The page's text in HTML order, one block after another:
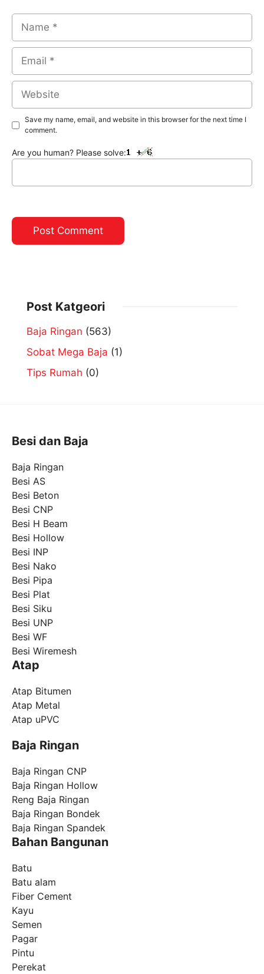
Name
Email
Website
Save my name, email, and website in this browser for the next time I
comment.
Are you human? Please solve:
Post Katgeori
Baja Ringan (563)
Sobat Mega Baja (1)
Tips Rumah (0)
Besi dan Baja
Baja Ringan
Besi AS
Besi Beton
Besi CNP
Besi H Beam
Besi Hollow
Besi INP
Besi Nako
Besi Pipa
Besi Plat
Besi Siku
Besi UNP
Besi WF
Besi Wiremesh
Atap
Atap Bitumen
Atap Metal
Atap uPVC
Baja Ringan
Baja Ringan CNP
Baja Ringan Hollow
Reng Baja Ringan
Baja Ringan Bondek
Baja Ringan Spandek
Bahan Bangunan
Batu
Batu alam
Fiber Cement
Kayu
Semen
Pagar
Pintu
Perekat